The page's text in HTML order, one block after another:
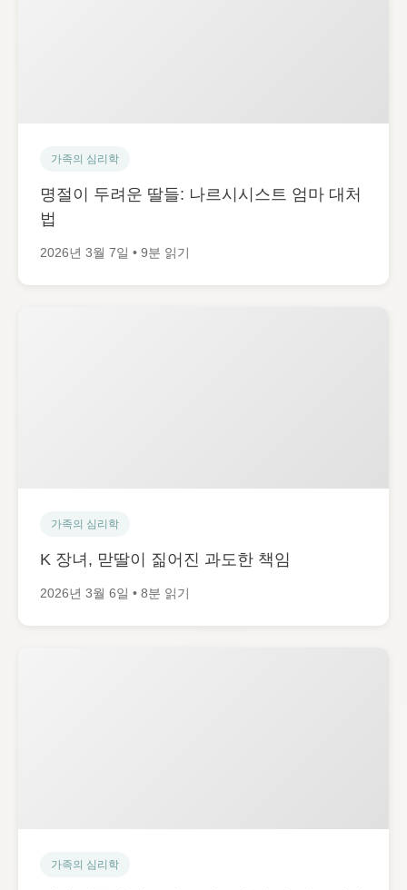
가족의 심리학
명절이 두려운 딸들: 나르시시스트 엄마 대처
법
2026년 3월 7일 • 9분 읽기
가족의 심리학
K 장녀, 맏딸이 짊어진 과도한 책임
2026년 3월 6일 • 8분 읽기
가족의 심리학